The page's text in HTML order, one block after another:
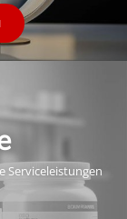
Serviceleistungen